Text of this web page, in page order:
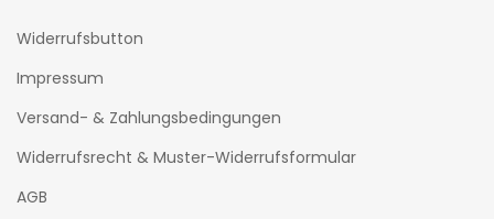
Widerrufsbutton
Impressum
Versand- & Zahlungsbedingungen
Widerrufsrecht & Muster-Widerrufsformular
AGB